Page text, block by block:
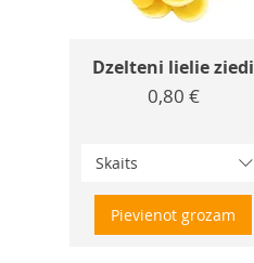
Dzelteni lielie ziedi
Cena
0,80 €
Skaits
Pievienot grozam